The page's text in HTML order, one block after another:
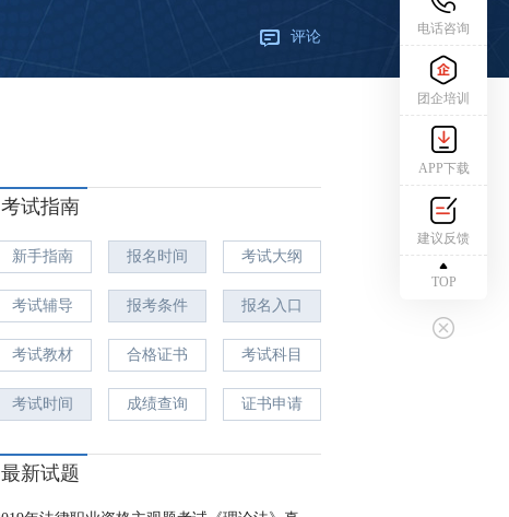
评论
考试指南
新手指南 报名时间 考试大纲
考试辅导 报考条件 报名入口
考试教材 合格证书 考试科目
考试时间 成绩查询 证书申请
最新试题
电话咨询
团企培训
APP下载
建议反馈
TOP